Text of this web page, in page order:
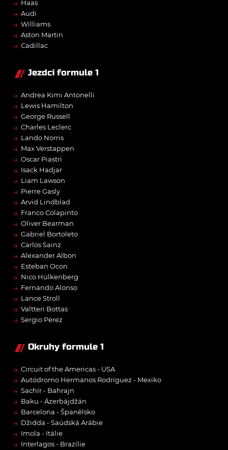
→ Haas
→ Audi
→ Williams
→ Aston Martin
→ Cadillac
Jezdci formule 1
→ Andrea Kimi Antonelli
→ Lewis Hamilton
→ George Russell
→ Charles Leclerc
→ Lando Norris
→ Max Verstappen
→ Oscar Piastri
→ Isack Hadjar
→ Liam Lawson
→ Pierre Gasly
→ Arvid Lindblad
→ Franco Colapinto
→ Oliver Bearman
→ Gabriel Bortoleto
→ Carlos Sainz
→ Alexander Albon
→ Esteban Ocon
→ Nico Hülkenberg
→ Fernando Alonso
→ Lance Stroll
→ Valtteri Bottas
→ Sergio Pérez
Okruhy formule 1
→ Circuit of the Americas - USA
→ Autódromo Hermanos Rodríguez - Mexiko
→ Sachír - Bahrajn
→ Baku - Ázerbájdžán
→ Barcelona - Španělsko
→ Džidda - Saúdská Arábie
→ Imola - Itálie
→ Interlagos - Brazílie